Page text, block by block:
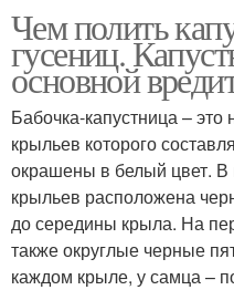
Чем полить
гусениц.
основной
Бабочка-капустница –
крыльев которого
окрашены в белый цвет. В
крыльев расположена
до середины крыла. На
также округлые черные
каждом крыле, у самца –